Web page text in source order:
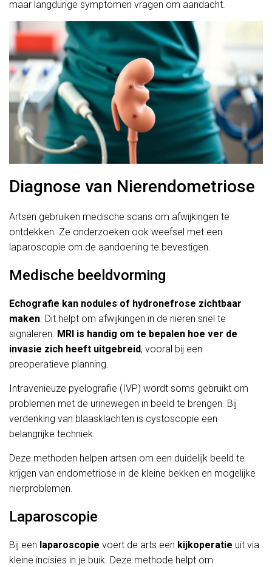
maar langdurige symptomen vragen om aandacht.
Diagnose van Nierendometriose
Artsen gebruiken medische scans om afwijkingen te
ontdekken. Ze onderzoeken ook weefsel met een
laparoscopie om de aandoening te bevestigen.
Medische beeldvorming
Echografie kan nodules of hydronefrose zichtbaar
maken. Dit helpt om afwijkingen in de nieren snel te
signaleren. MRI is handig om te bepalen hoe ver de
invasie zich heeft uitgebreid, vooral bij een
preoperatieve planning.
Intravenieuze pyelografie (IVP) wordt soms gebruikt om
problemen met de urinewegen in beeld te brengen. Bij
verdenking van blaasklachten is cystoscopie een
belangrijke techniek.
Deze methoden helpen artsen om een duidelijk beeld te
krijgen van endometriose in de kleine bekken en mogelijke
nierproblemen.
Laparoscopie
Bij een laparoscopie voert de arts een kijkoperatie uit via
kleine incisies in je buik. Deze methode helpt om